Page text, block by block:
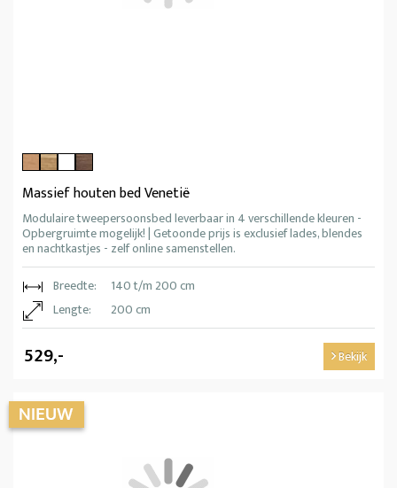
Massief houten bed Venetië
Modulaire tweepersoonsbed leverbaar in 4 verschillende kleuren -
Opbergruimte mogelijk! | Getoonde prijs is exclusief lades, blendes
en nachtkastjes - zelf online samenstellen.
Breedte:
140 t/m 200 cm
Lengte:
200 cm
529,- Bekijk